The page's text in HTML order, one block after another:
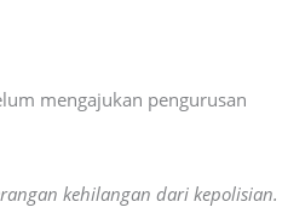
mengajukan pengurusan
kehilangan dari kepolisian.